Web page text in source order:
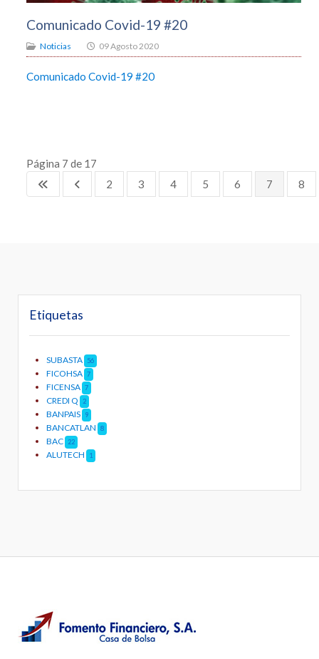
Comunicado Covid-19 #20
Noticias 09 Agosto 2020
Comunicado Covid-19 #20
Página 7 de 17
2
3 4 5 6 7 8
Etiquetas
SUBASTA 56
FICOHSA 7
FICENSA 7
CREDI Q 2
BANPAIS 9
BANCATLAN 8
BAC 22
ALUTECH 1